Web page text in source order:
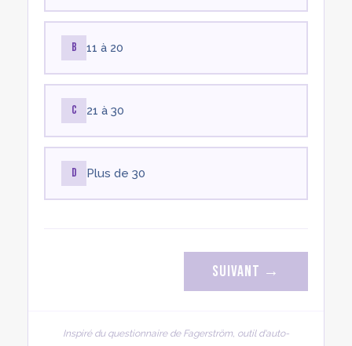
B 11 à 20
C 21 à 30
D Plus de 30
Suivant →
Inspiré du questionnaire de Fagerström, outil d'auto-